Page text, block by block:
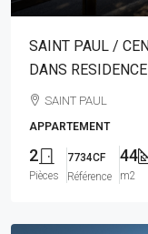
SAINT PAUL /
DANS
SAINT PAUL
APPARTEMENT
2
Pièces
7734CF
Référence
44
m2